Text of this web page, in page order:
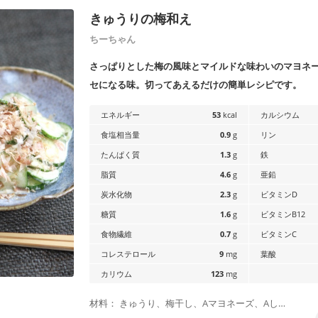
きゅうりの梅和え
ちーちゃん
さっぱりとした梅の風味とマイルドな味わいのマヨネ
セになる味。切ってあえるだけの簡単レシピです。
エネルギー 53 kcal
食塩相当量
0.9 g
たんぱく質
1.3 g
脂質
4.6 g
炭水化物
2.3 g
糖質
1.6 g
食物繊維
0.7 g
コレステロール
9 mg
カリウム
123 mg
カルシウム
リン
鉄
亜鉛
ビタミンD
ビタミンB12
ビタミンC
葉酸
材料： きゅうり、梅干し、Aマヨネーズ、Aし…